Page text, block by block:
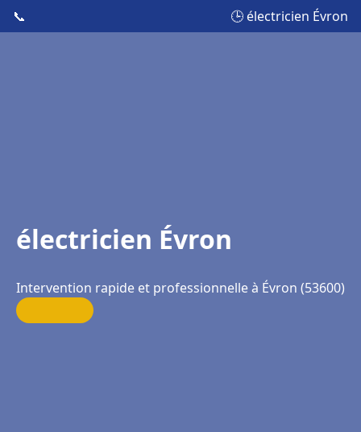
📞 🕒 électricien Évron
électricien Évron
Intervention rapide et professionnelle à Évron (53600)